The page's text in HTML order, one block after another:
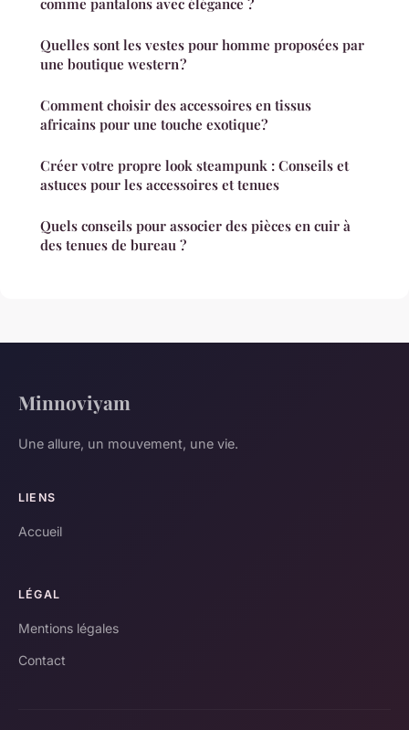
comme pantalons avec élégance ?
Quelles sont les vestes pour homme proposées par
une boutique western ?
Comment choisir des accessoires en tissus
africains pour une touche exotique?
Créer votre propre look steampunk : Conseils et
astuces pour les accessoires et tenues
Quels conseils pour associer des pièces en cuir à
des tenues de bureau ?
Minnoviyam
Une allure, un mouvement, une vie.
LIENS
Accueil
LÉGAL
Mentions légales
Contact